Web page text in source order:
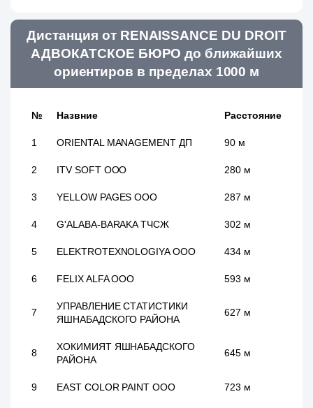
Дистанция от RENAISSANCE DU DROIT
АДВОКАТСКОЕ БЮРО до ближайших
ориентиров в пределах 1000 м
№ Назвние Расстояние
1 ORIENTAL MANAGEMENT ДП 90 м
2 ITV SOFT ООО 280 м
3 YELLOW PAGES ООО 287 м
4 G'ALABA-BARAKA ТЧСЖ 302 м
5 ELEKTROTEXNOLOGIYA ООО 434 м
6 FELIX ALFA ООО 593 м
7
УПРАВЛЕНИЕ СТАТИСТИКИ
ЯШНАБАДСКОГО РАЙОНА
627 м
8
ХОКИМИЯТ ЯШНАБАДСКОГО
РАЙОНА
645 м
9 EAST COLOR PAINT ООО 723 м